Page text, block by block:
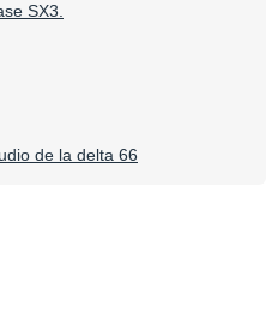
SX3.
de la delta 66